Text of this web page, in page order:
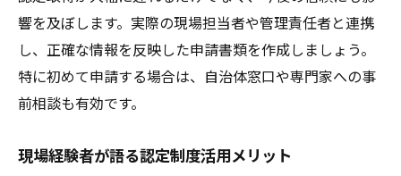
響を及ぼします。実際の現場担当者や管理責任者と連携
し、正確な情報を反映した申請書類を作成しましょう。
特に初めて申請する場合は、自治体窓口や専門家への事
前相談も有効です。
現場経験者が語る認定制度活用メリット